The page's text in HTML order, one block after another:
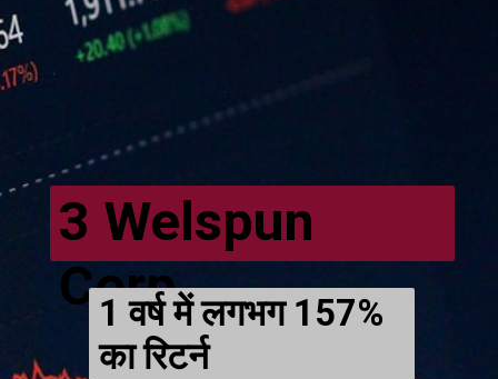
3 Welspun
Corp
1 वर्ष में लगभग 157%
का रिटर्न